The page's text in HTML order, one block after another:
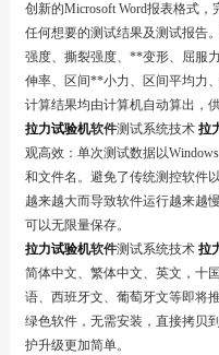
创新的Microsoft Word报表格式
任何想要的测试结果及测试报告
强度、撕裂强度、**变形、屈服
伸率、区间**小力、区间平均力
计算结果均由计算机自动算出，
拉力试验机软件测试系统技术 拉
观高效：单次测试数据以
和文件名。避免了传统测控软件
越来越大而导致软件运行越来越
可以无限量保存。
拉力试验机软件测试系统技术 拉
简体中文、繁体中文、英文，十
语、西班牙文、葡萄牙文等即将
绿色软件，无需安装，直接拷贝
护升级更加简单。